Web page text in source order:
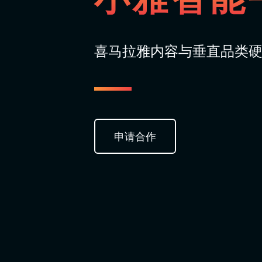
喜马拉雅内容与垂直品类
申请合作